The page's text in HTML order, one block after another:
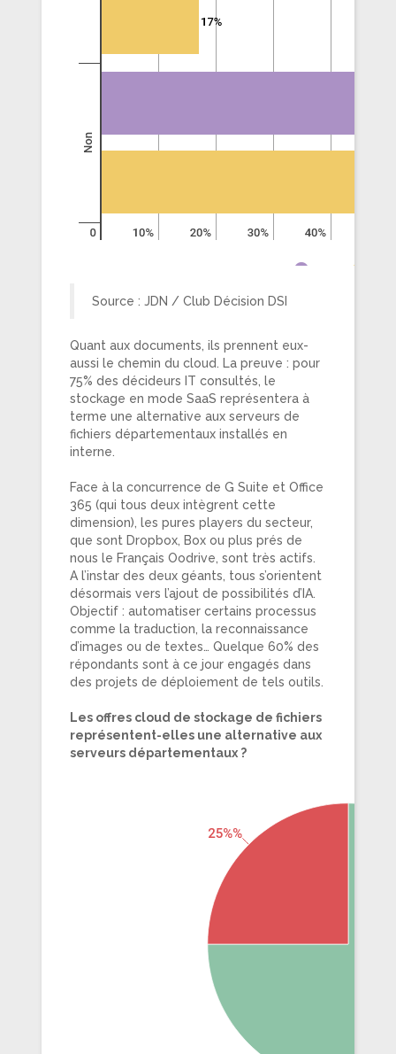
Source : JDN / Club Décision DSI
Quant aux documents, ils prennent eux-
aussi le chemin du cloud. La preuve : pour
75% des décideurs IT consultés, le
stockage en mode SaaS représentera à
terme une alternative aux serveurs de
fichiers départementaux installés en
interne.
Face à la concurrence de G Suite et Office
365 (qui tous deux intègrent cette
dimension), les pures players du secteur,
que sont Dropbox, Box ou plus prés de
nous le Français Oodrive, sont très actifs.
A l’instar des deux géants, tous s’orientent
désormais vers l’ajout de possibilités d’IA.
Objectif : automatiser certains processus
comme la traduction, la reconnaissance
d’images ou de textes… Quelque 60% des
répondants sont à ce jour engagés dans
des projets de déploiement de tels outils.
Les offres cloud de stockage de fichiers
représentent-elles une alternative aux
serveurs départementaux ?